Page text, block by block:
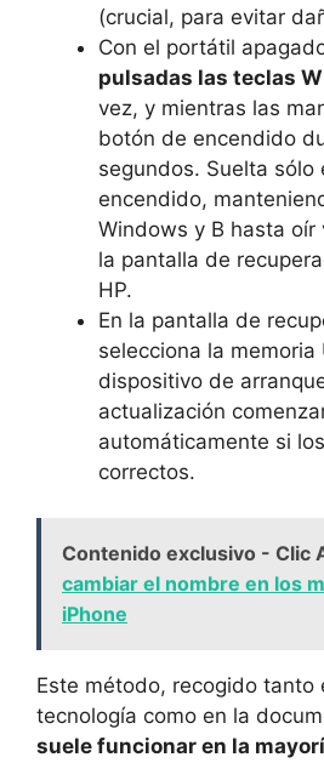
(crucial, para evitar
Con el portátil
pulsadas las teclas
vez, y mientras las
botón de encendido
segundos. Suelta sólo
encendido,
Windows y B hasta
la pantalla de
HP.
En la pantalla de
selecciona la memoria
dispositivo de
actualización
automáticamente si
correctos.
Contenido exclusivo - Clic
cambiar el nombre en los
iPhone
Este método, recogido tanto
tecnología como en la
suele funcionar en la